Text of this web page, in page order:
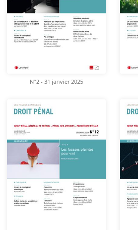
N°2 - 31 janvier 2025